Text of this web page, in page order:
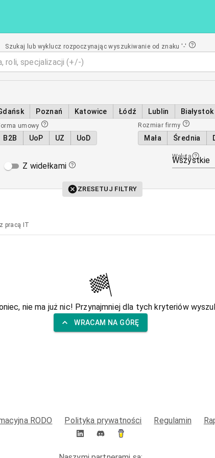
Szukaj lub wyklucz rozpoczynając wyszukiwanie od znaku '-'
Poznań Katowice Łódź Lublin Białystok
umowy
B2B UoP UZ UoD
Rozmiar firmy
Mała Średnia
Z widełkami
Waluta
Wszystkie
ZRESETUJ FILTRY
pracą IT
nie ma już nic! Przynajmniej dla tych kryteriów
WRACAM NA GÓRĘ
RODO Polityka prywatności Regulamin